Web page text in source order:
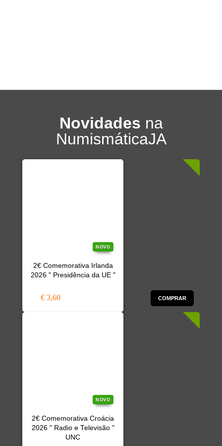
Novidades na
NumismáticaJA
NOVO
2€ Comemorativa Irlanda
2026 " Presidência da UE "
€ 3,60 COMPRAR
NOVO
2€ Comemorativa Croácia
2026 " Radio e Televisão "
UNC